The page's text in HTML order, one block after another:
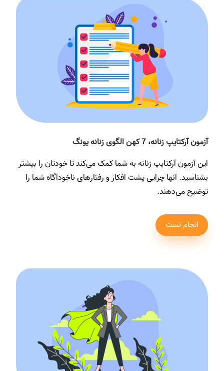
آزمون آرکتایپ زنانه، 7 کهن الگوی زنانه یونگ
این آزمون آرکتایپ زنانه به شما کمک می‌کند تا خودتان را بیشتر
بشناسید. آنها چرایی پشت افکار و رفتارهای ناخودآگاه شما را
توضیح می‌دهند.
انجام تست